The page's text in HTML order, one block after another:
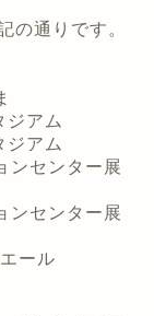
の通りです。
ジアム
ジアム
ンセンター展
ンセンター展
ール